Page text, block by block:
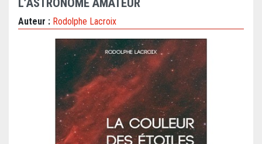
L’ASTRONOME AMATEUR
Auteur : Rodolphe Lacroix